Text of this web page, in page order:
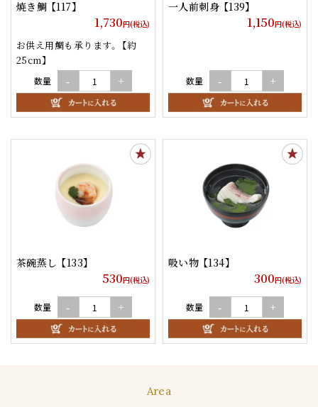
焼き鯛 【117】
1,730円(税込)
お供え用鯛も承ります。 【約
25cm】
数量 - +
一人前刺身 【139】
1,150円(税込)
数量 - +
茶碗蒸し 【133】
530円(税込)
数量 - +
吸い物 【134】
300円(税込)
数量 - +
Area